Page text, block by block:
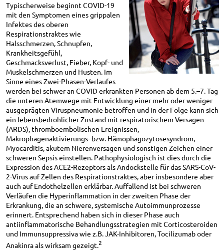
Typischerweise beginnt COVID-19
mit den Symptomen eines grippalen
Infektes des oberen
Respirationstraktes wie
Halsschmerzen, Schnupfen,
Krankheitsgefühl,
Geschmacksverlust, Fieber, Kopf- und
Muskelschmerzen und Husten. Im
Sinne eines Zwei-Phasen-Verlaufes
werden bei schwer an COVID erkrankten Personen ab dem 5.–7. Tag
die unteren Atemwege mit Entwicklung einer mehr oder weniger
ausgeprägten Viruspneumonie betroffen und in der Folge kann sich
ein lebensbedrohlicher Zustand mit respiratorischem Versagen
(ARDS), thromboembolischen Ereignissen,
Makrophagenaktivierungs- bzw. Hämophagozytosesyndrom,
Myocarditis, akutem Nierenversagen und sonstigen Zeichen einer
schweren Sepsis einstellen. Pathophysiologisch ist dies durch die
Expression des ACE2-Rezeptors als Andockstelle für das SARS-CoV-
2-Virus auf Zellen des Respirationstraktes, aber insbesondere aber
auch auf Endothelzellen erklärbar. Auffallend ist bei schweren
Verläufen die Hyperinflammation in der zweiten Phase der
Erkrankung, die an schwere, systemische Autoimmunprozesse
erinnert. Entsprechend haben sich in dieser Phase auch
antiinflammatorische Behandlungsstrategien mit Corticosteroiden
und Immunsuppressiva wie z.B. JAK-Inhibitoren, Tocilizumab oder
Anakinra als wirksam gezeigt.2